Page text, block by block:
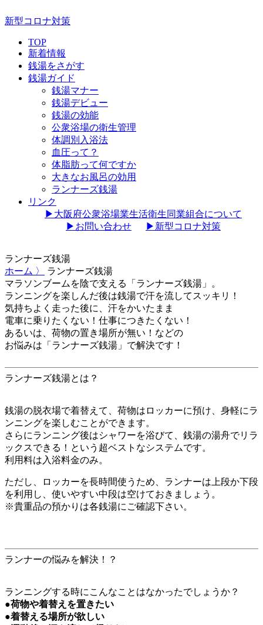
新型コロナ対策
TOP
新着情報
銭湯をさがす
銭湯ガイド
銭湯マナー
銭湯デビュー
銭湯の効能
公衆浴場の衛生管理
体調別入浴法
血圧って？
体脂肪って何ですか
大きなお風呂の効用
ランナーズ銭湯
リンク
▶︎大阪府公衆浴場業生活衛生同業組合について
▶︎お問い合わせ
▶︎新型コロナ対策
ランナーズ銭湯
ホーム 〉
ランナーズ銭湯
マラソンブームを陰で支える「ランナーズ銭湯」。
ランニングを楽しんだ後は銭湯で汗を流してスッキリ！
気持ちよく走った後に、汗をかいたまま
電車に乗りたくない！仕事につきたくない！
あるいは、荷物の置き場所が無い！などの
お悩みは「ランナーズ銭湯」で解決です！
ランナーズ銭湯とは？
銭湯の脱衣場で着替えて、荷物はロッカーに預け、身軽にラ
ンニングを楽しむことができます。
さらにランニング後はシャワーを浴びて、銭湯の湯舟でリラ
ックスできる！という超ベストなシステムです。
利用料は入浴料金のみ。
ただし、ロッカーを長時間使うため、ランナーは上段か下段
を利用し、使いやすい中段は空けておきましょう。
※貴重品の預かりは各銭湯にご確認下さい。
ランナーの悩みを解決！？
ランニングする時にこんなことはなかったでしょうか？
●荷物や着替えを置きたい
●着替える場所が欲しい